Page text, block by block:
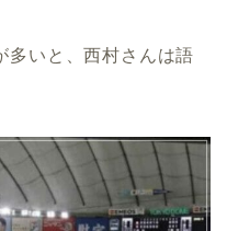
多いと、西村さんは語